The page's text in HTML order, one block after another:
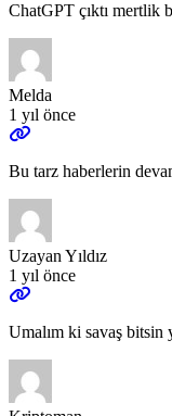
ChatGPT çıktı mertlik
Melda
1 yıl önce
Bu tarz haberlerin
Uzayan Yıldız
1 yıl önce
Umalım ki savaş bitsin